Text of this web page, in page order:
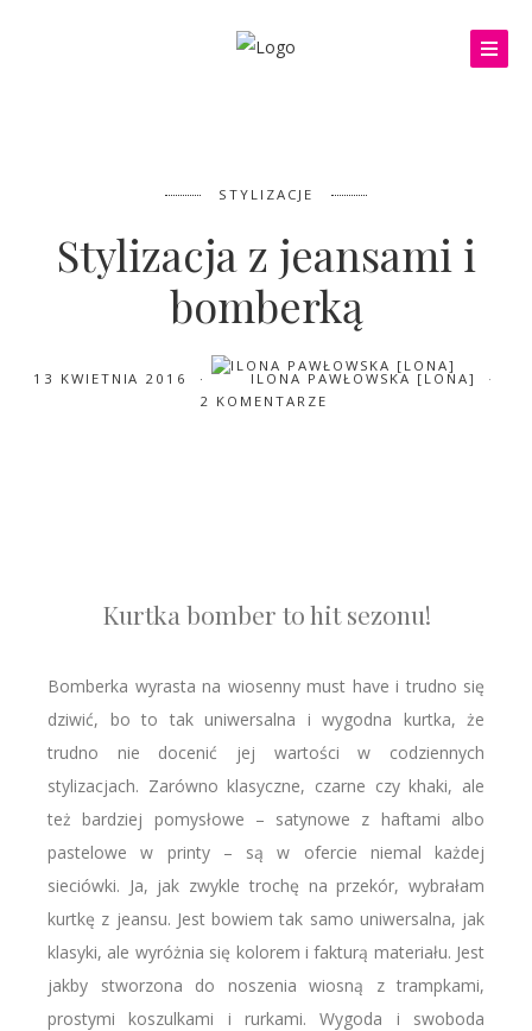
STYLIZACJE
Stylizacja z jeansami i
bomberką
13 KWIETNIA 2016
ILONA PAWŁOWSKA [LONA]
2 KOMENTARZE
Kurtka bomber to hit sezonu!
Bomberka wyrasta na wiosenny must have i trudno się
dziwić, bo to tak uniwersalna i wygodna kurtka, że
trudno nie docenić jej wartości w codziennych
stylizacjach. Zarówno klasyczne, czarne czy khaki, ale
też bardziej pomysłowe – satynowe z haftami albo
pastelowe w printy – są w ofercie niemal każdej
sieciówki. Ja, jak zwykle trochę na przekór, wybrałam
kurtkę z jeansu. Jest bowiem tak samo uniwersalna, jak
klasyki, ale wyróżnia się kolorem i fakturą materiału. Jest
jakby stworzona do noszenia wiosną z trampkami,
prostymi koszulkami i rurkami. Wygoda i swoboda